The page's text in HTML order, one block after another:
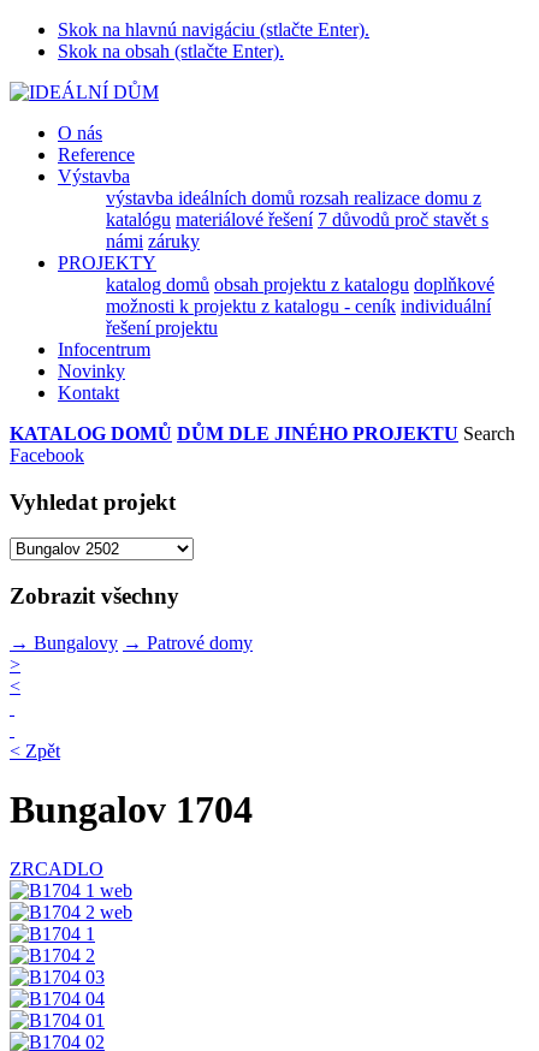
Skok na hlavnú navigáciu (stlačte Enter).
Skok na obsah (stlačte Enter).
O nás
Reference
Výstavba
výstavba ideálních domů rozsah realizace domu z
katalógu materiálové řešení 7 důvodů proč stavět s
námi záruky
PROJEKTY
katalog domů obsah projektu z katalogu doplňkové
možnosti k projektu z katalogu - ceník individuální
řešení projektu
Infocentrum
Novinky
Kontakt
KATALOG DOMŮ DŮM DLE JINÉHO PROJEKTU Search
Facebook
Vyhledat projekt
Zobrazit všechny
→ Bungalovy → Patrové domy
>
<
< Zpět
Bungalov 1704
ZRCADLO